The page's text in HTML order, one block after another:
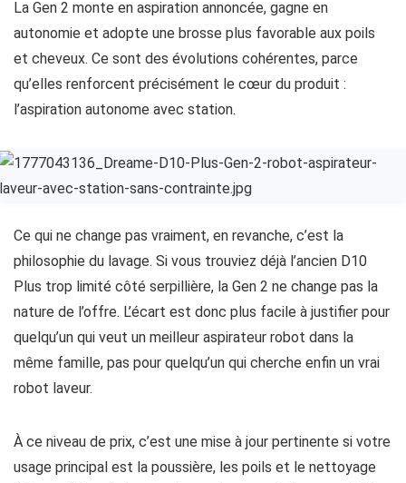
La Gen 2 monte en aspiration annoncée, gagne en
autonomie et adopte une brosse plus favorable aux poils
et cheveux. Ce sont des évolutions cohérentes, parce
qu’elles renforcent précisément le cœur du produit :
l’aspiration autonome avec station.
Ce qui ne change pas vraiment, en revanche, c’est la
philosophie du lavage. Si vous trouviez déjà l’ancien D10
Plus trop limité côté serpillière, la Gen 2 ne change pas la
nature de l’offre. L’écart est donc plus facile à justifier pour
quelqu’un qui veut un meilleur aspirateur robot dans la
même famille, pas pour quelqu’un qui cherche enfin un vrai
robot laveur.
À ce niveau de prix, c’est une mise à jour pertinente si votre
usage principal est la poussière, les poils et le nettoyage